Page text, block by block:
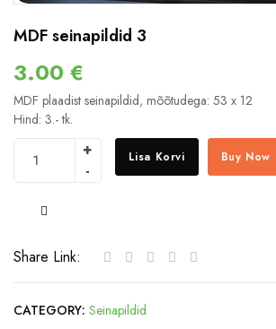
MDF seinapildid 3
3.00 €
MDF plaadist seinapildid, mõõtudega: 53 x 12
Hind: 3.- tk.
Lisa Korvi Buy Now
Share Link:
CATEGORY: Seinapildid